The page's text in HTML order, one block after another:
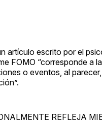
artículo escrito por el
FOMO “corresponde
o eventos, al
REFLEJA